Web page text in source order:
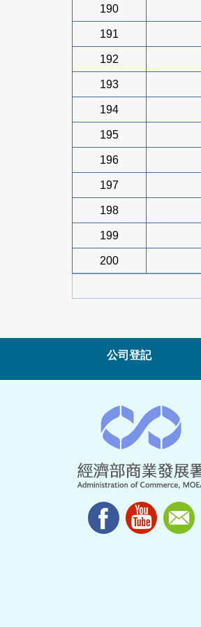
190
191
192
193
194
195
196
197
198
199
200
公司登記